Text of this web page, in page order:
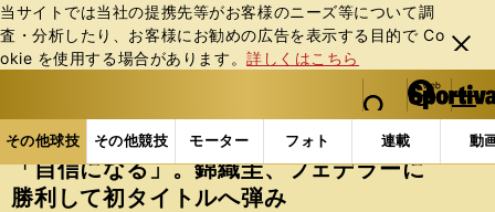
当サイトでは当社の提携先等がお客様のニーズ等について調
査・分析したり、お客様にお勧めの広告を表⽰する⽬的で Co
okie を使⽤する場合があります。詳しくはこちら
閉じ
る
web Sportiva (webスポルティーバ)
検索
マイペ
ー
ジ
メニュ
その他球技 その他競技 モーター フォト 連載 動
ス
ポ
ル
その他球技の記事一覧 テニス 「自信になる」。錦
「自信になる」。錦織圭、フェデラーに
勝利して初タイトルへ弾み